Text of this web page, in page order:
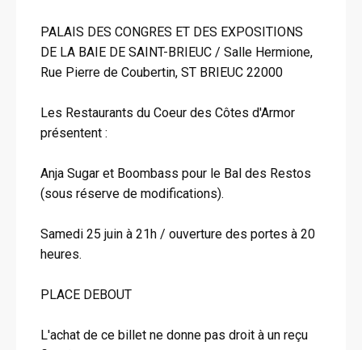
PALAIS DES CONGRES ET DES EXPOSITIONS
DE LA BAIE DE SAINT-BRIEUC / Salle Hermione,
Rue Pierre de Coubertin, ST BRIEUC 22000
Les Restaurants du Coeur des Côtes d'Armor
présentent :
Anja Sugar et Boombass pour le Bal des Restos
(sous réserve de modifications).
Samedi 25 juin à 21h / ouverture des portes à 20
heures.
PLACE DEBOUT
L'achat de ce billet ne donne pas droit à un reçu